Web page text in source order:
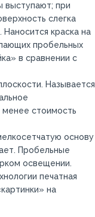
выступают; при
слегка
краска на
пробельных
в сравнении с
Называется
стоимость
основу
Пробельные
освещении.
печатная
на